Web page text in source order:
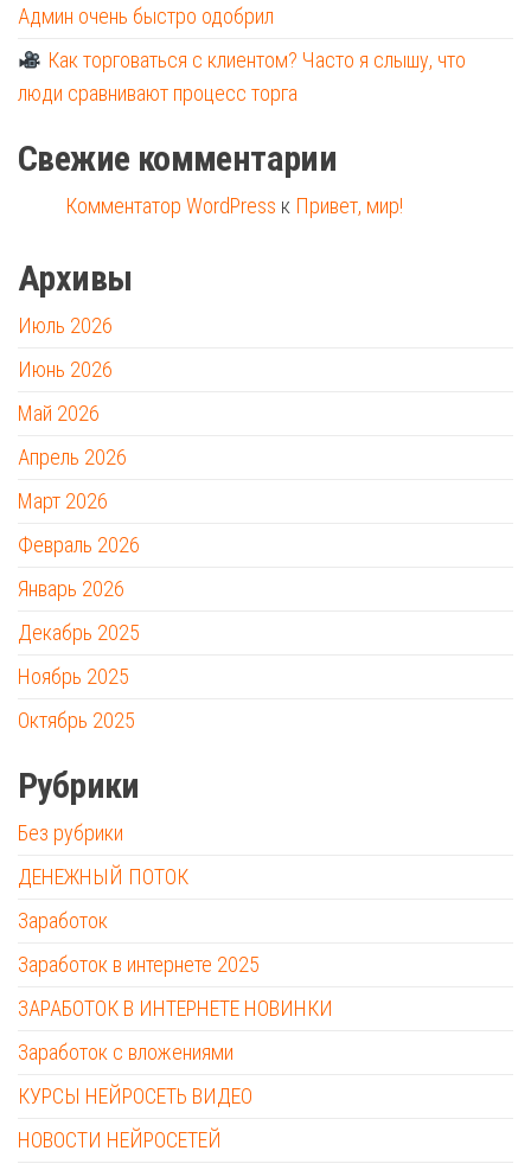
Админ очень быстро одобрил
Как торговаться с клиентом? Часто я слышу, что
люди сравнивают процесс торга
Свежие комментарии
Комментатор WordPress к Привет, мир!
Архивы
Июль 2026
Июнь 2026
Май 2026
Апрель 2026
Март 2026
Февраль 2026
Январь 2026
Декабрь 2025
Ноябрь 2025
Октябрь 2025
Рубрики
Без рубрики
ДЕНЕЖНЫЙ ПОТОК
Заработок
Заработок в интернете 2025
ЗАРАБОТОК В ИНТЕРНЕТЕ НОВИНКИ
Заработок с вложениями
КУРСЫ НЕЙРОСЕТЬ ВИДЕО
НОВОСТИ НЕЙРОСЕТЕЙ